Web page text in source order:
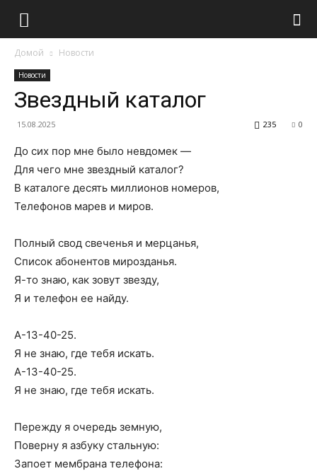
Домой Новости
Новости
Звездный каталог
15.08.2025 0
235
До сих пор мне было невдомек —
Для чего мне звездный каталог?
В каталоге десять миллионов номеров,
Телефонов марев и миров.
Полный свод свеченья и мерцанья,
Список абонентов мирозданья.
Я-то знаю, как зовут звезду,
Я и телефон ее найду.
А-13-40-25.
Я не знаю, где тебя искать.
А-13-40-25.
Я не знаю, где тебя искать.
Пережду я очередь земную,
Поверну я азбуку стальную:
Запоет мембрана телефона: